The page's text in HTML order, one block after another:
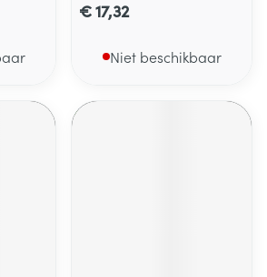
€ 17,32
Niet beschikbaar